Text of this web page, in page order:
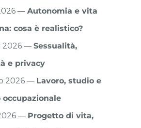
— Autonomia e vita
cosa è realistico?
2026 — Sessualità,
e privacy
2026 — Lavoro, studio e
— Progetto di vita,